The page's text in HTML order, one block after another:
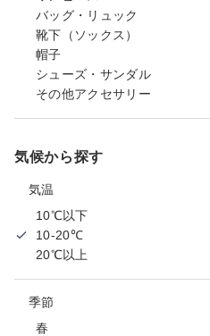
バッグ・リュック
靴下（ソックス）
帽子
シューズ・サンダル
その他アクセサリー
気候から探す
気温
10℃以下
10-20℃
20℃以上
季節
春